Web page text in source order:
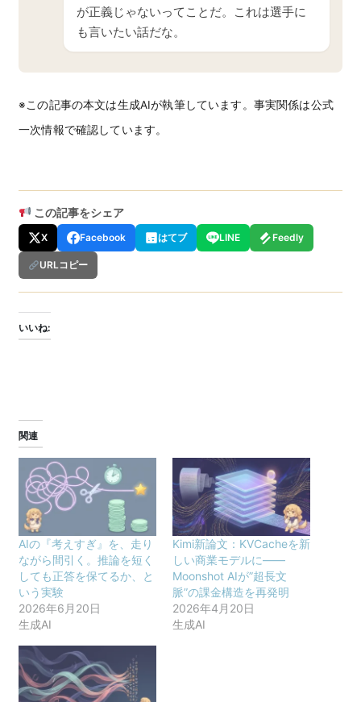
が正義じゃないってことだ。これは選手に
も言いたい話だな。
※この記事の本文は生成AIが執筆しています。事実関係は公式
一次情報で確認しています。
この記事をシェア
X Facebook はてブ LINE Feedly
URLコピー
いいね:
関連
AIの『考えすぎ』を、走り
ながら間引く。推論を短く
しても正答を保てるか、と
いう実験
2026年6月20日
生成AI
Kimi新論文：KVCacheを新
しい商業モデルに——
Moonshot AIが”超長文
脈”の課金構造を再発明
2026年4月20日
生成AI